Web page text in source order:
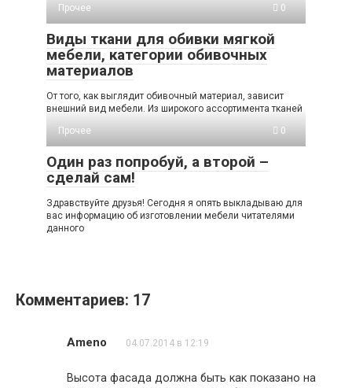
Прочее
0
Виды ткани для обивки мягкой
мебели, категории обивочных
материалов
От того, как выглядит обивочный материал, зависит
внешний вид мебели. Из широкого ассортимента тканей
Прочее
0
Один раз попробуй, а второй –
сделай сам!
Здравствуйте друзья! Сегодня я опять выкладываю для
вас информацию об изготовлении мебели читателями
данного
Комментариев: 17
Ameno 04.07.2014 в 12:19
Высота фасада должна быть как показано на